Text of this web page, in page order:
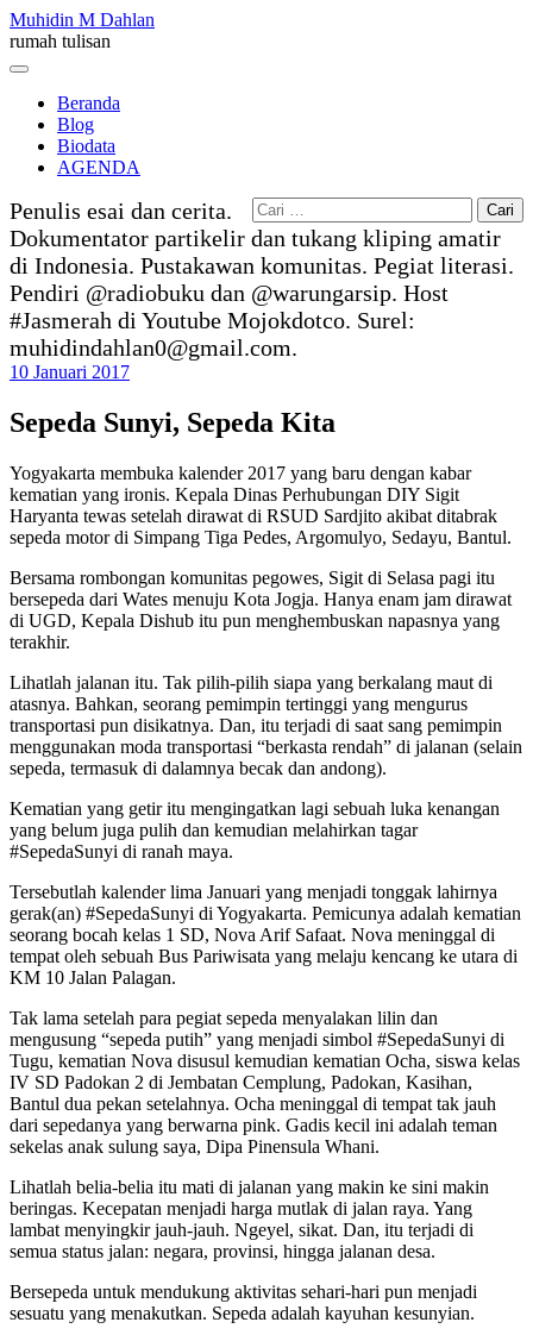
Skip
to
content
Muhidin M Dahlan
rumah tulisan
Menu
Beranda
Blog
Biodata
AGENDA
Cari
untuk:
Penulis esai dan cerita.
Dokumentator partikelir dan tukang kliping amatir
di Indonesia. Pustakawan komunitas. Pegiat literasi.
Pendiri @radiobuku dan @warungarsip. Host
#Jasmerah di Youtube Mojokdotco. Surel:
muhidindahlan0@gmail.com.
10 Januari 2017
Sepeda Sunyi, Sepeda Kita
Yogyakarta membuka kalender 2017 yang baru dengan kabar
kematian yang ironis. Kepala Dinas Perhubungan DIY Sigit
Haryanta tewas setelah dirawat di RSUD Sardjito akibat ditabrak
sepeda motor di Simpang Tiga Pedes, Argomulyo, Sedayu, Bantul.
Bersama rombongan komunitas pegowes, Sigit di Selasa pagi itu
bersepeda dari Wates menuju Kota Jogja. Hanya enam jam dirawat
di UGD, Kepala Dishub itu pun menghembuskan napasnya yang
terakhir.
Lihatlah jalanan itu. Tak pilih-pilih siapa yang berkalang maut di
atasnya. Bahkan, seorang pemimpin tertinggi yang mengurus
transportasi pun disikatnya. Dan, itu terjadi di saat sang pemimpin
menggunakan moda transportasi “berkasta rendah” di jalanan (selain
sepeda, termasuk di dalamnya becak dan andong).
Kematian yang getir itu mengingatkan lagi sebuah luka kenangan
yang belum juga pulih dan kemudian melahirkan tagar
#SepedaSunyi di ranah maya.
Tersebutlah kalender lima Januari yang menjadi tonggak lahirnya
gerak(an) #SepedaSunyi di Yogyakarta. Pemicunya adalah kematian
seorang bocah kelas 1 SD, Nova Arif Safaat. Nova meninggal di
tempat oleh sebuah Bus Pariwisata yang melaju kencang ke utara di
KM 10 Jalan Palagan.
Tak lama setelah para pegiat sepeda menyalakan lilin dan
mengusung “sepeda putih” yang menjadi simbol #SepedaSunyi di
Tugu, kematian Nova disusul kemudian kematian Ocha, siswa kelas
IV SD Padokan 2 di Jembatan Cemplung, Padokan, Kasihan,
Bantul dua pekan setelahnya. Ocha meninggal di tempat tak jauh
dari sepedanya yang berwarna pink. Gadis kecil ini adalah teman
sekelas anak sulung saya, Dipa Pinensula Whani.
Lihatlah belia-belia itu mati di jalanan yang makin ke sini makin
beringas. Kecepatan menjadi harga mutlak di jalan raya. Yang
lambat menyingkir jauh-jauh. Ngeyel, sikat. Dan, itu terjadi di
semua status jalan: negara, provinsi, hingga jalanan desa.
Bersepeda untuk mendukung aktivitas sehari-hari pun menjadi
sesuatu yang menakutkan. Sepeda adalah kayuhan kesunyian.